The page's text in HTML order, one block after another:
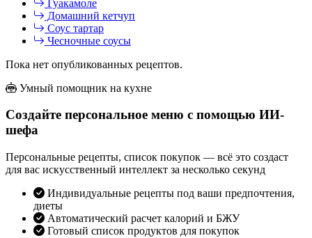
Гуакамоле
Домашний кетчуп
Соус тартар
Чесночные соусы
Пока нет опубликованных рецептов.
Умный помощник на кухне
Создайте персональное меню с помощью ИИ-
шефа
Персональные рецепты, список покупок — всё это создаст
для вас искусственный интеллект за несколько секунд
Индивидуальные рецепты под ваши предпочтения,
диеты
Автоматический расчет калорий и БЖУ
Готовый список продуктов для покупок